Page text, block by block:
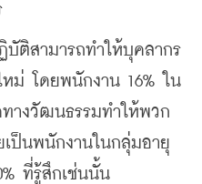
ติสามารถทำให้บุคลากร
ม่ โดยพนักงาน 16% ใน
างวัฒนธรรมทำให้พวก
เป็นพนักงานในกลุ่มอายุ
ที่รู้สึกเช่นนั้น